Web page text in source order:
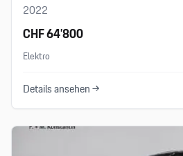
2022
CHF 64’800
Elektro
Details ansehen →